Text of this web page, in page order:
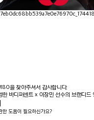
을 찾아주셔서 감사합니다.
바디퍼센트 x 이장민 선수의 브랜디드
한 도움이 필요하신가요?